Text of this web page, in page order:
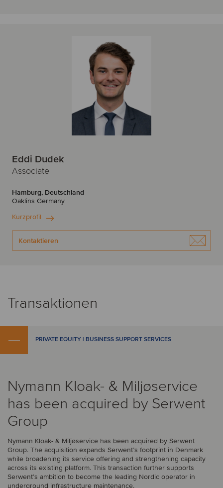
Eddi Dudek
Associate
Hamburg, Deutschland
Oaklins Germany
Kurzprofil
Kontaktieren
Transaktionen
PRIVATE EQUITY | BUSINESS SUPPORT SERVICES
Nymann Kloak- & Miljøservice
has been acquired by Serwent
Group
Nymann Kloak- & Miljøservice has been acquired by Serwent
Group. The acquisition expands Serwent’s footprint in Denmark
while broadening its service offering and strengthening capacity
across its existing platform. This transaction further supports
Serwent’s ambition to become the leading Nordic operator in
underground infrastructure maintenance.